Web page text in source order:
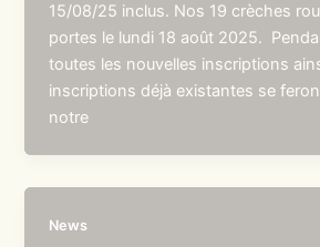
15/08/25 inclus. Nos 19 crèches
portes le lundi 18 août 2025.
toutes les nouvelles inscriptions
inscriptions déjà existantes se
notre
News